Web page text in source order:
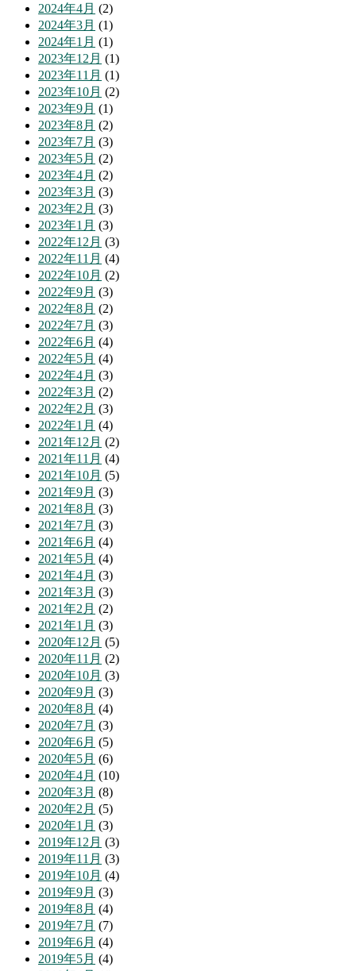
2024年4月 (2)
2024年3月 (1)
2024年1月 (1)
2023年12月 (1)
2023年11月 (1)
2023年10月 (2)
2023年9月 (1)
2023年8月 (2)
2023年7月 (3)
2023年5月 (2)
2023年4月 (2)
2023年3月 (3)
2023年2月 (3)
2023年1月 (3)
2022年12月 (3)
2022年11月 (4)
2022年10月 (2)
2022年9月 (3)
2022年8月 (2)
2022年7月 (3)
2022年6月 (4)
2022年5月 (4)
2022年4月 (3)
2022年3月 (2)
2022年2月 (3)
2022年1月 (4)
2021年12月 (2)
2021年11月 (4)
2021年10月 (5)
2021年9月 (3)
2021年8月 (3)
2021年7月 (3)
2021年6月 (4)
2021年5月 (4)
2021年4月 (3)
2021年3月 (3)
2021年2月 (2)
2021年1月 (3)
2020年12月 (5)
2020年11月 (2)
2020年10月 (3)
2020年9月 (3)
2020年8月 (4)
2020年7月 (3)
2020年6月 (5)
2020年5月 (6)
2020年4月 (10)
2020年3月 (8)
2020年2月 (5)
2020年1月 (3)
2019年12月 (3)
2019年11月 (3)
2019年10月 (4)
2019年9月 (3)
2019年8月 (4)
2019年7月 (7)
2019年6月 (4)
2019年5月 (4)